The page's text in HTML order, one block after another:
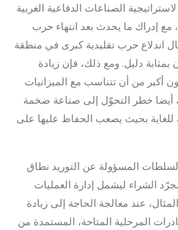
الصناعات الدفاعية الغربية
مع إدراك ما يحدث بعد انتهاء حرب
اندلاع حرب تقليدية كبرى في منطقة
دليل. ومع ذلك، فإن زيادة
أكبر من أن تتناسب مع الميزانيات
أيضا خطر التحوّل إلى صناعة ضخمة
للغاية بحيث يصعب الحفاظ عليها على
المسؤولة عن التوريد نطاق
الشراء ليشمل إدارة العمليات
عند معالجة الحاجة إلى زيادة
المرحلية المتاحة، المستمدة من